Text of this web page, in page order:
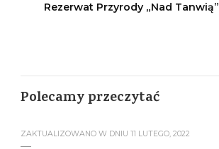
Rezerwat Przyrody „Nad Tanwią”
Polecamy przeczytać
ZAKTUALIZOWANO W DNIU 11 LUTEGO, 2022